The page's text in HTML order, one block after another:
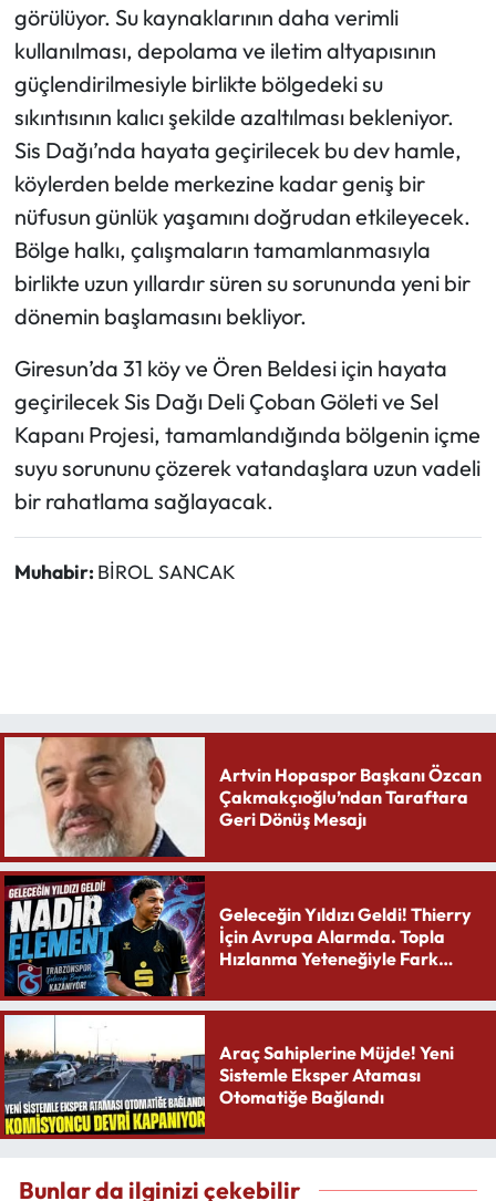
görülüyor. Su kaynaklarının daha verimli
kullanılması, depolama ve iletim altyapısının
güçlendirilmesiyle birlikte bölgedeki su
sıkıntısının kalıcı şekilde azaltılması bekleniyor.
Sis Dağı’nda hayata geçirilecek bu dev hamle,
köylerden belde merkezine kadar geniş bir
nüfusun günlük yaşamını doğrudan etkileyecek.
Bölge halkı, çalışmaların tamamlanmasıyla
birlikte uzun yıllardır süren su sorununda yeni bir
dönemin başlamasını bekliyor.
Giresun’da 31 köy ve Ören Beldesi için hayata
geçirilecek Sis Dağı Deli Çoban Göleti ve Sel
Kapanı Projesi, tamamlandığında bölgenin içme
suyu sorununu çözerek vatandaşlara uzun vadeli
bir rahatlama sağlayacak.
Muhabir: BİROL SANCAK
Artvin Hopaspor Başkanı Özcan
Çakmakçıoğlu’ndan Taraftara
Geri Dönüş Mesajı
Geleceğin Yıldızı Geldi! Thierry
İçin Avrupa Alarmda. Topla
Hızlanma Yeteneğiyle Fark
Araç Sahiplerine Müjde! Yeni
Sistemle Eksper Ataması
Otomatiğe Bağlandı
Bunlar da ilginizi çekebilir